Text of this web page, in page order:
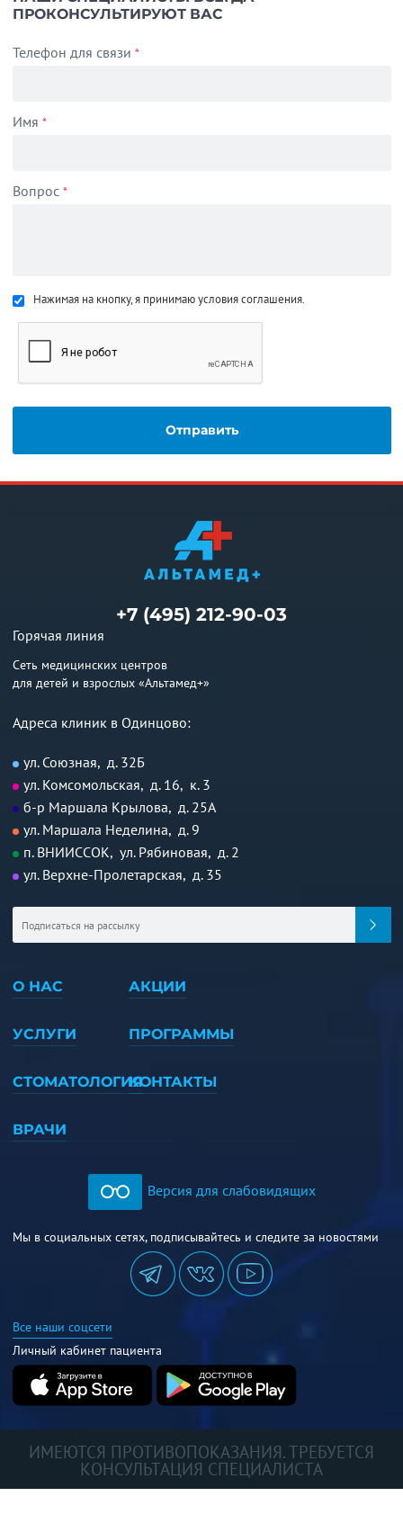
ПРОКОНСУЛЬТИРУЮТ ВАС
Телефон для связи *
Имя *
Вопрос *
Нажимая на кнопку, я принимаю условия соглашения.
+7 (495) 212-90-03
Горячая линия
Сеть медицинских центров
для детей и взрослых «Альтамед+»
Адреса клиник в Одинцово:
ул. Союзная, д. 32Б
ул. Комсомольская, д. 16, к. 3
б-р Маршала Крылова, д. 25А
ул. Маршала Неделина, д. 9
п. ВНИИССОК, ул. Рябиновая, д. 2
ул. Верхне-Пролетарская, д. 35
О НАС
УСЛУГИ
СТОМАТОЛОГИЯ
ВРАЧИ
АКЦИИ
ПРОГРАММЫ
КОНТАКТЫ
Версия для слабовидящих
Мы в социальных сетях, подписывайтесь и следите за новостями
Все наши соцсети
Личный кабинет пациента
ИМЕЮТСЯ ПРОТИВОПОКАЗАНИЯ. ТРЕБУЕТСЯ
КОНСУЛЬТАЦИЯ СПЕЦИАЛИСТА